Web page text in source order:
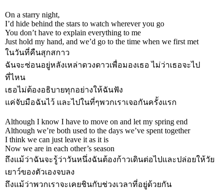
On a starry night,
I’d hide behind the stars to watch wherever you go
You don’t have to explain everything to me
Just hold my hand, and we’d go to the time when we first met
ในวันที่คืนสุกสกาว
ฉันจะซ่อนอยู่หลังเหล่าดวงดาวเพื่อมองเธอ ไม่ว่าเธอจะไป
ที่ไหน
เธอไม่ต้องอธิบายทุกอย่างให้ฉันฟัง
แค่จับมือฉันไว้ และไปในที่ๆพวกเราเจอกันครั้งแรก
Although I know I have to move on and let my spring end
Although we’re both used to the days we’ve spent together
I think we can just leave it as it is
Now we are in each other’s season
ถึงแม้ว่าฉันจะรู้ว่าวันหนึ่งฉันต้องก้าวเดินต่อไปและปล่อยให้วัย
เยาว์ของตัวเองจบลง
ถึงแม้ว่าพวกเราจะเคยชินกับช่วงเวลาที่อยู่ด้วยกัน